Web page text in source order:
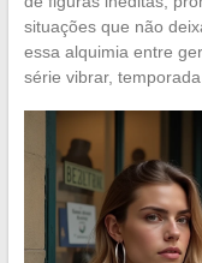
situações que não
essa alquimia entre
série vibrar,